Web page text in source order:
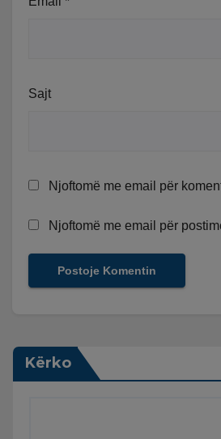
Sajt
Njoftomë me email për
Njoftomë me email për
Kërko